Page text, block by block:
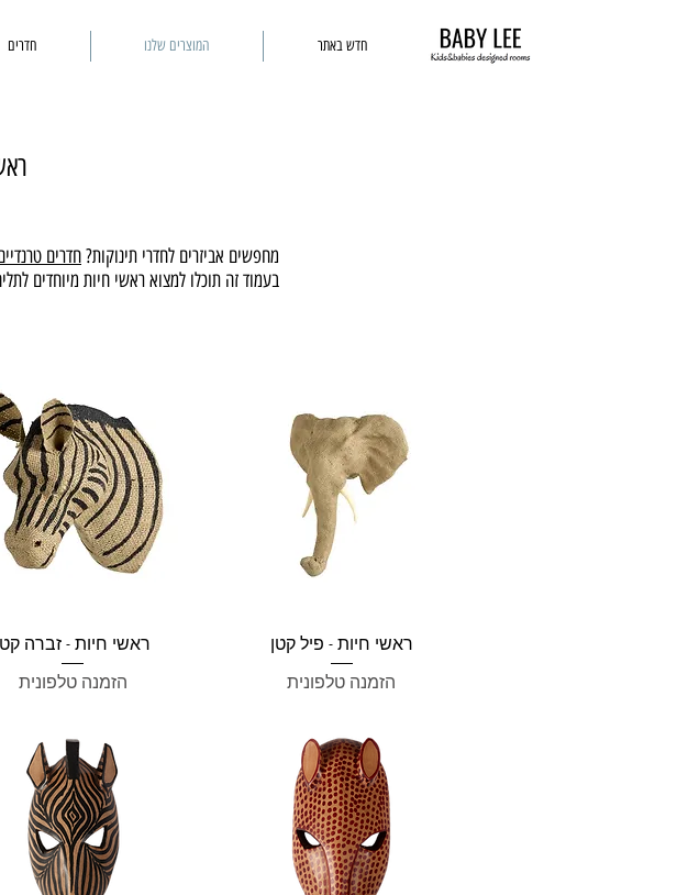
חדש באתר המוצרים שלנו חדרים
מחפשים אביזרים לחדרי תינוקות?חדרים
בעמוד זה תוכלו למצוא ראשי חיות מיוחדים
תצוגה מהירה
ראשי חיות - פיל קטן
הזמנה טלפונית
תצוגה מהירה
ראשי חיות - זברה
הזמנה טלפונית